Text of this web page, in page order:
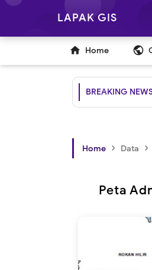
LAPAK GIS
 Home public
BREAKING
Home › Data ›
Peta